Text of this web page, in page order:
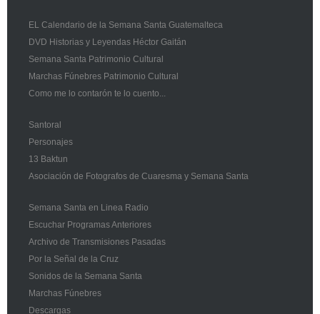
EL Calendario de la Semana Santa Guatemalteca
DVD Historias y Leyendas Héctor Gaitán
Semana Santa Patrimonio Cultural
Marchas Fúnebres Patrimonio Cultural
Como me lo contarón te lo cuento...
Santoral
Personajes
13 Baktun
Asociación de Fotografos de Cuaresma y Semana Santa
Semana Santa en Linea Radio
Escuchar Programas Anteriores
Archivo de Transmisiones Pasadas
Por la Señal de la Cruz
Sonidos de la Semana Santa
Marchas Fúnebres
Descargas